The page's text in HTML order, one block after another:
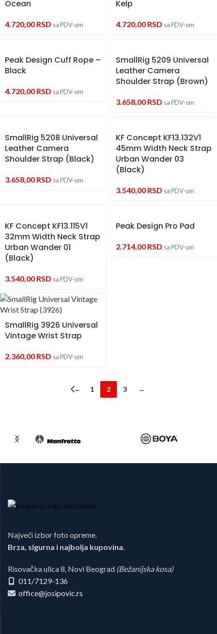
Ocean
4.720,00 RSD sa PDV-om
Kelp
4.720,00 RSD sa PDV-om
Peak Design Cuff Rope –
Black
4.720,00 RSD sa PDV-om
SmallRig 5209 Universal
Leather Camera
Shoulder Strap (Brown)
3.658,00 RSD sa PDV-om
SmallRig 5208 Universal
Leather Camera
Shoulder Strap (Black)
3.658,00 RSD sa PDV-om
KF Concept KF13.132V1
45mm Width Neck Strap
Urban Wander 03
(Black)
3.540,00 RSD sa PDV-om
KF Concept KF13.115V1
32mm Width Neck Strap
Urban Wander 01
(Black)
3.540,00 RSD sa PDV-om
Peak Design Pro Pad
2.714,00 RSD sa PDV-om
SmallRig 3926 Universal
Vintage Wrist Strap
2.360,00 RSD sa PDV-om
← 1 2 3 →
Najveći izbor foto opreme.
Brza, sigurna i najbolja kupovina.
Risovačka ulica 8, Novi Beograd (Bežanijska kosa)
011/7129-136
office@josipovic.rs